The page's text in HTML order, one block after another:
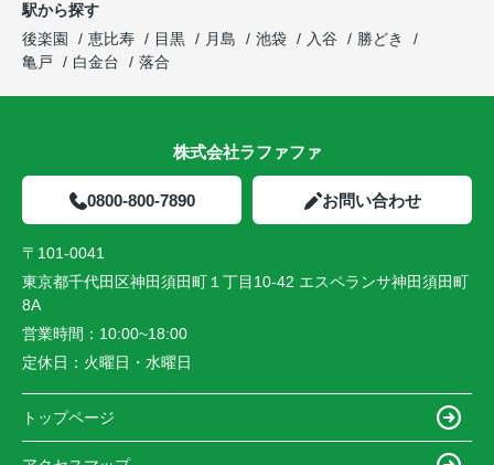
駅から探す
後楽園
恵比寿 目黒 月島 池袋 入谷
勝どき
亀戸
白金台 落合
株式会社ラファファ
0800-800-7890 お問い合わせ
〒101-0041
東京都千代田区神田須田町１丁目10-42 エスペランサ神田須田町
8A
営業時間： 10:00~18:00
定休日： 火曜日・水曜日
トップページ